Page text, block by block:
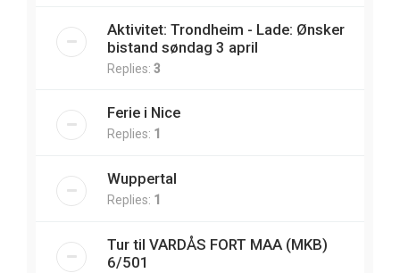
Aktivitet: Trondheim - Lade: Ønsker
bistand søndag 3 april
Replies: 3
Ferie i Nice
Replies: 1
Wuppertal
Replies: 1
Tur til VARDÅS FORT MAA (MKB)
6/501